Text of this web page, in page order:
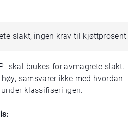
slakt, ingen krav til kjøttprosent
skal brukes foravmagrete slakt.
samsvarer ikke med hvordan
klassifiseringen.